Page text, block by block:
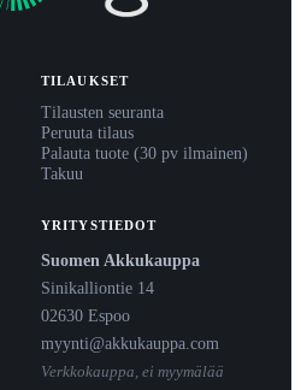
TILAUKSET
Tilausten seuranta
Peruuta tilaus
Palauta tuote (30 pv ilmainen)
Takuu
YRITYSTIEDOT
Suomen Akkukauppa
Sinikalliontie 14
02630 Espoo
myynti@akkukauppa.com
Verkkokauppa, ei myymälää